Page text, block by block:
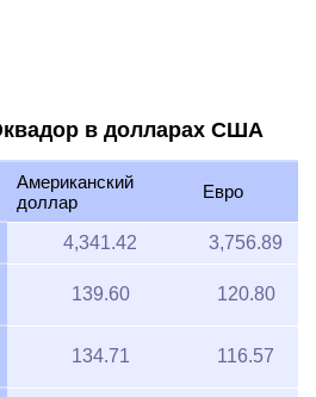
в долларах США
Американский
доллар
Евро
4,341.42 3,756.89
139.60 120.80
134.71 116.57